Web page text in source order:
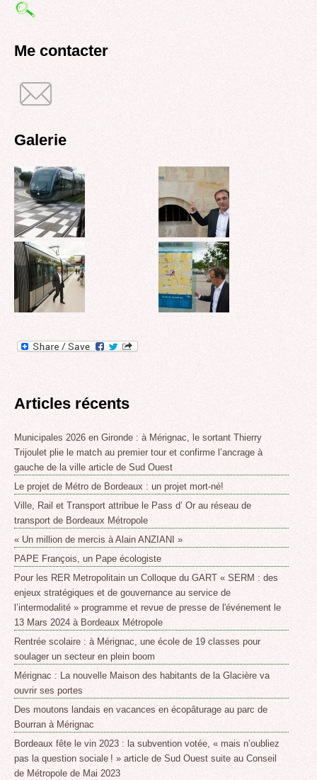
de
recherche
Me contacter
Galerie
Articles récents
Municipales 2026 en Gironde : à Mérignac, le sortant Thierry
Trijoulet plie le match au premier tour et confirme l’ancrage à
gauche de la ville article de Sud Ouest
Le projet de Métro de Bordeaux : un projet mort-né!
Ville, Rail et Transport attribue le Pass d’ Or au réseau de
transport de Bordeaux Métropole
« Un million de mercis à Alain ANZIANI »
PAPE François, un Pape écologiste
Pour les RER Metropolitain un Colloque du GART « SERM : des
enjeux stratégiques et de gouvernance au service de
l’intermodalité » programme et revue de presse de l'événement le
13 Mars 2024 à Bordeaux Métropole
Rentrée scolaire : à Mérignac, une école de 19 classes pour
soulager un secteur en plein boom
Mérignac : La nouvelle Maison des habitants de la Glacière va
ouvrir ses portes
Des moutons landais en vacances en écopâturage au parc de
Bourran à Mérignac
Bordeaux fête le vin 2023 : la subvention votée, « mais n’oubliez
pas la question sociale ! » article de Sud Ouest suite au Conseil
de Métropole de Mai 2023